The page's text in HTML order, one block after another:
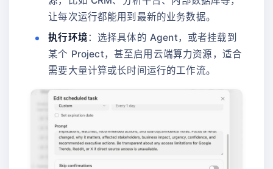
让每次运行都能用到最新的业务数据。
执行环境：选择具体的 Agent，或者挂载到
某个 Project，甚至启用云端算力资源，适合
需要大量计算或长时间运行的工作流。